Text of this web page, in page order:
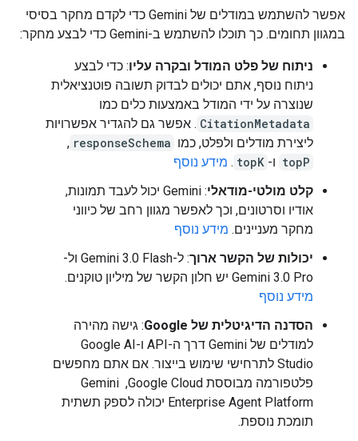
אפשר להשתמש במודלים של Gemini כדי לקדם מחקר בסיסי
במגוון תחומים. כך תוכלו להשתמש ב-Gemini כדי לבצע מחקר:
ניתוח של פלט המודל ובקרה עליו: כדי לבצע
ניתוח נוסף, אתם יכולים לבדוק תשובה פוטנציאלית
שנוצרה על ידי המודל באמצעות כלים כמו
CitationMetadata . אפשר גם להגדיר אפשרויות
ליצירת מודלים ולפלט, כמו responseSchema
,
topP ו- topK
. מידע נוסף
קלט מולטי-מודאלי
: Gemini יכול לעבד תמונות,
אודיו וסרטונים, וכך לאפשר מגוון רחב של כיווני
מחקר מעניינים. מידע נוסף
יכולות של הקשר ארוך
: ל-Gemini 3.0 Flash ול-
Gemini 3.0 Pro יש חלון הקשר של מיליון טוקנים.
מידע נוסף
הסדנה הדיגיטלית של Google
: גישה מהירה
למודלים של Gemini דרך ה-API ו-Google AI
Studio לתרחישי שימוש בייצור. אם אתם מחפשים
פלטפורמה מבוססת Google Cloud, ‏ Gemini
Enterprise Agent Platform יכולה לספק תשתית
תומכת נוספת.